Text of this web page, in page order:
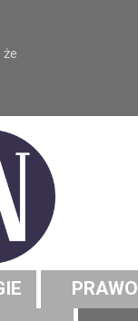
PRAWO